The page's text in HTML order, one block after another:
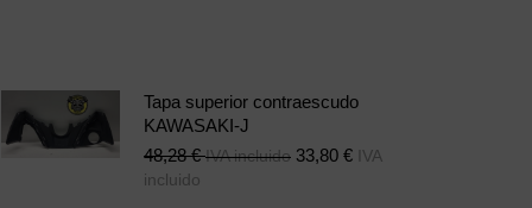
Tapa superior contraescudo
KAWASAKI-J
48,28€ IVA incluido 33,80 € IVA
incluido